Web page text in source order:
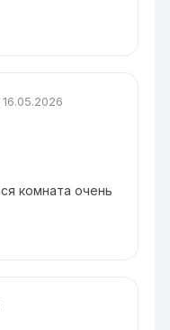
16.05.2026
комната очень